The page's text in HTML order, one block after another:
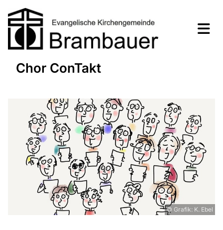
Chor ConTakt
© Grafik: K. Ebel